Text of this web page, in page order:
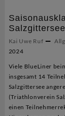
Salzgittersee
Kai Uwe Ruf
2024
Viele BlueLiner
insgesamt 14
Salzgittersee
(Triathlonverein
einen